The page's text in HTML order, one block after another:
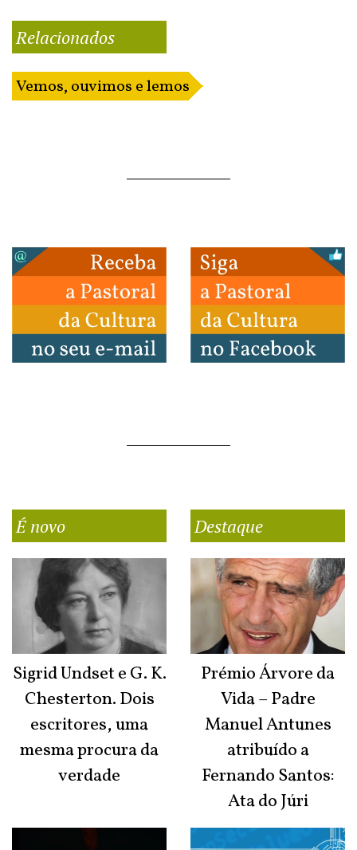
Relacionados
Vemos, ouvimos e lemos
É novo
Sigrid Undset e G. K.
Chesterton. Dois
escritores, uma
mesma procura da
verdade
Destaque
Prémio Árvore da
Vida – Padre
Manuel Antunes
atribuído a
Fernando Santos:
Ata do Júri